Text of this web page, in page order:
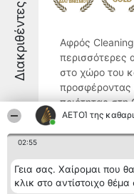
ΑΕΤΟΊ της
02:55
Γεια σας. Χαίρομαι που
κλικ στο αντίστοιχο θέμα
Διακριθέντες
Αφρός Cleaning
περισσότερες
στο χώρο του
προσφέροντας
ποιότητας στη
περιοχές. Με
εταιρεία έχει
9.3